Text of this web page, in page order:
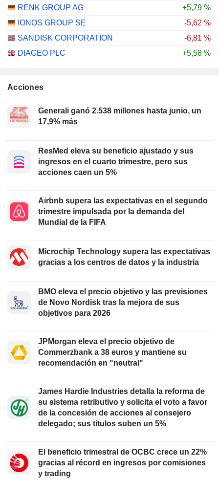
RENK GROUP AG
+5,79 %
IONOS GROUP SE
-5,62 %
SANDISK CORPORATION
-6,81 %
DIAGEO PLC
+5,58 %
Acciones
Generali ganó 2.538 millones hasta junio, un
17,9% más
ResMed eleva su beneficio ajustado y sus
ingresos en el cuarto trimestre, pero sus
acciones caen un 5%
Airbnb supera las expectativas en el segundo
trimestre impulsada por la demanda del
Mundial de la FIFA
Microchip Technology supera las expectativas
gracias a los centros de datos y la industria
BMO eleva el precio objetivo y las previsiones
de Novo Nordisk tras la mejora de sus
objetivos para 2026
JPMorgan eleva el precio objetivo de
Commerzbank a 38 euros y mantiene su
recomendación en "neutral"
James Hardie Industries detalla la reforma de
su sistema retributivo y solicita el voto a favor
de la concesión de acciones al consejero
delegado; sus títulos suben un 5%
El beneficio trimestral de OCBC crece un 22%
gracias al récord en ingresos por comisiones
y trading